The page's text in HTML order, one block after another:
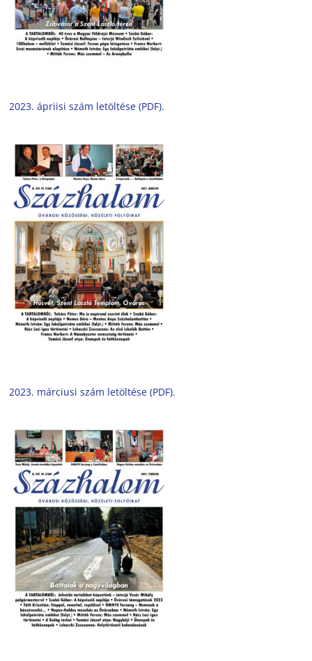
2023. ápriisi szám letöltése (PDF).
2023. márciusi szám letöltése (PDF).